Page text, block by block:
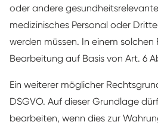
oder andere
medizinisches Personal oder
werden müssen. In einem solchen
Bearbeitung auf Basis von Art. 6
Ein weiterer möglicher
DSGVO. Auf dieser Grundlage
bearbeiten, wenn dies zur